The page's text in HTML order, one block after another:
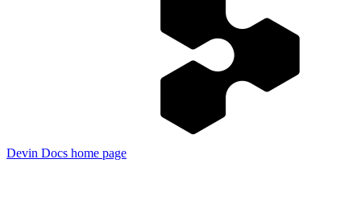
Devin Docs home page